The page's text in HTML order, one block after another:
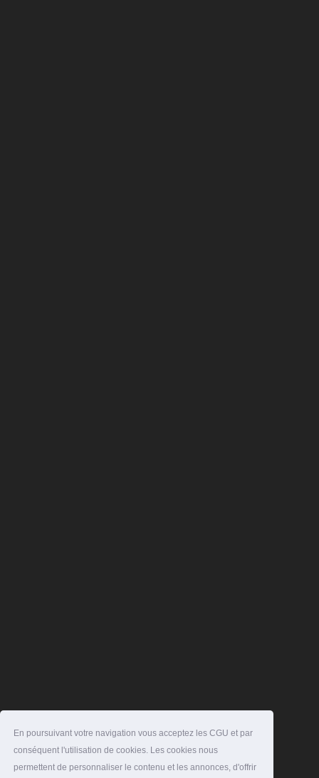
En poursuivant votre navigation vous acceptez les CGU et par
conséquent l'utilisation de cookies. Les cookies nous
permettent de personnaliser le contenu et les annonces, d'offrir